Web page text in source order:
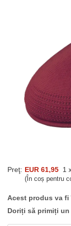
Preţ: EUR 61,95 1
(În coș pentru
Acest produs va
Doriți să primiți